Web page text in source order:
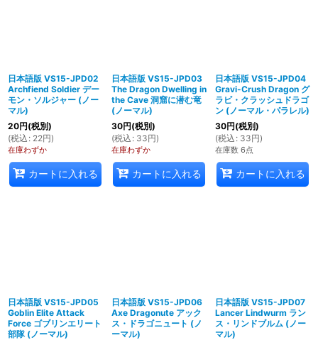
日本語版 VS15-JPD02
Archfiend Soldier デー
モン・ソルジャー (ノー
マル)
20円(税別)
(税込 : 22円)
在庫わずか
カートに入れる
日本語版 VS15-JPD03
The Dragon Dwelling in
the Cave 洞窟に潜む竜
(ノーマル)
30円(税別)
(税込 : 33円)
在庫わずか
カートに入れる
日本語版 VS15-JPD04
Gravi-Crush Dragon グ
ラビ・クラッシュドラゴ
ン (ノーマル・パラレル)
30円(税別)
(税込 : 33円)
在庫数 6点
カートに入れる
日本語版 VS15-JPD05
Goblin Elite Attack
Force ゴブリンエリート
部隊 (ノーマル)
日本語版 VS15-JPD06
Axe Dragonute アック
ス・ドラゴニュート (ノ
ーマル)
日本語版 VS15-JPD07
Lancer Lindwurm ラン
ス・リンドブルム (ノー
マル)